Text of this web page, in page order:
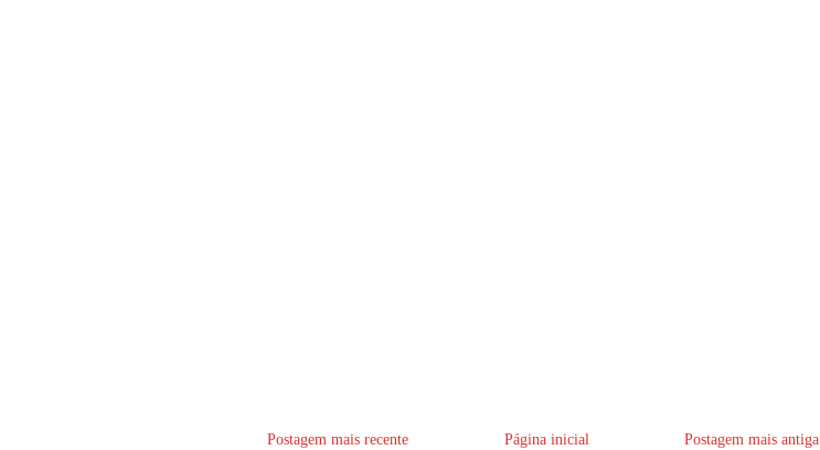
Postagem mais recente Postagem mais antiga
Página inicial